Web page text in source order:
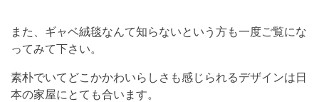
また、ギャベ絨毯なんて知らないという方も一度ご覧にな
ってみて下さい。
素朴でいてどこかかわいらしさも感じられるデザインは日
本の家屋にとても合います。